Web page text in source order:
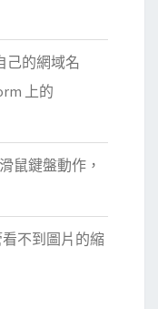
己的網域名
上的
鼠鍵盤動作，
看不到圖片的縮